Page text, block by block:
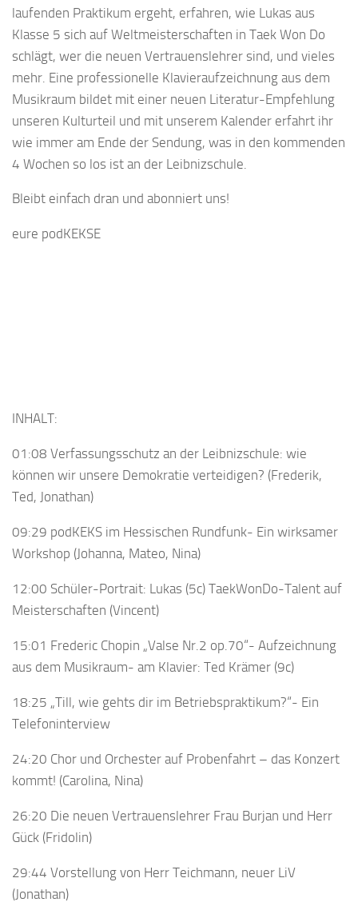
laufenden Praktikum ergeht, erfahren, wie Lukas aus
Klasse 5 sich auf Weltmeisterschaften in Taek Won Do
schlägt, wer die neuen Vertrauenslehrer sind, und vieles
mehr. Eine professionelle Klavieraufzeichnung aus dem
Musikraum bildet mit einer neuen Literatur-Empfehlung
unseren Kulturteil und mit unserem Kalender erfahrt ihr
wie immer am Ende der Sendung, was in den kommenden
4 Wochen so los ist an der Leibnizschule.
Bleibt einfach dran und abonniert uns!
eure podKEKSE
INHALT:
01:08 Verfassungsschutz an der Leibnizschule: wie
können wir unsere Demokratie verteidigen? (Frederik,
Ted, Jonathan)
09:29 podKEKS im Hessischen Rundfunk- Ein wirksamer
Workshop (Johanna, Mateo, Nina)
12:00 Schüler-Portrait: Lukas (5c) TaekWonDo-Talent auf
Meisterschaften (Vincent)
15:01 Frederic Chopin „Valse Nr.2 op.70“- Aufzeichnung
aus dem Musikraum- am Klavier: Ted Krämer (9c)
18:25 „Till, wie gehts dir im Betriebspraktikum?“- Ein
Telefoninterview
24:20 Chor und Orchester auf Probenfahrt – das Konzert
kommt! (Carolina, Nina)
26:20 Die neuen Vertrauenslehrer Frau Burjan und Herr
Gück (Fridolin)
29:44 Vorstellung von Herr Teichmann, neuer LiV
(Jonathan)